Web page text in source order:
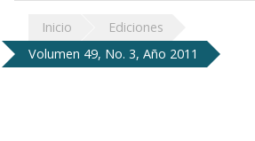
Inicio
Ediciones
Volumen 49, No. 3, Año 2011